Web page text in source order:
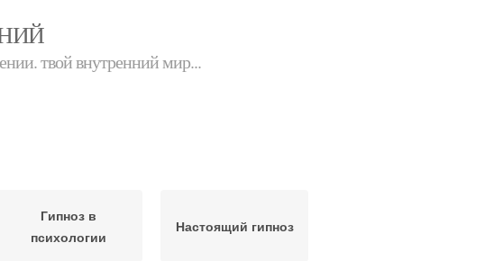
твой внутренний мир...
Гипноз в
психологии
Настоящий гипноз